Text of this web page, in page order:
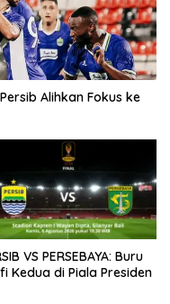
Alihkan Fokus ke
VS PERSEBAYA: Buru
Kedua di Piala Presiden